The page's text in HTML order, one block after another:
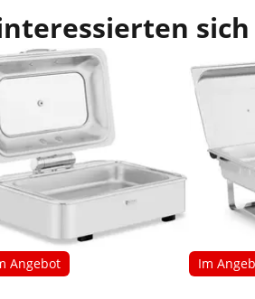
Angebot Im